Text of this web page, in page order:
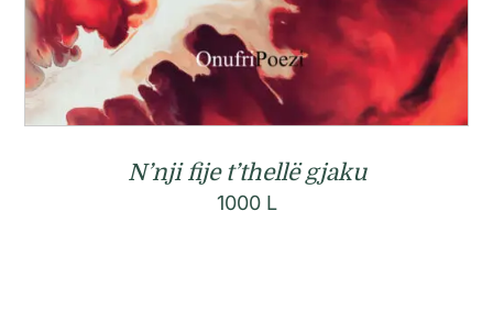
N’nji fije t’thellë gjaku
1000 L